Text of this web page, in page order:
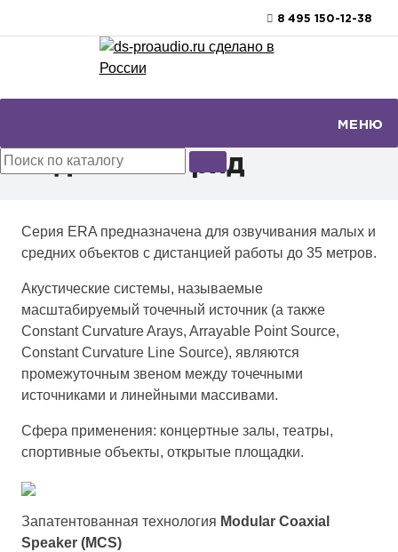
8 495 150-12-38
МЕНЮ
Модельный ряд
Серия ERA предназначена для озвучивания малых и
средних объектов с дистанцией работы до 35 метров.
Акустические системы, называемые
масштабируемый точечный источник (а также
Constant Curvature Arays, Arrayable Point Source,
Constant Curvature Line Source), являются
промежуточным звеном между точечными
источниками и линейными массивами.
Сфера применения: концертные залы, театры,
спортивные объекты, открытые площадки.
Запатентованная технология Modular Coaxial
Speaker (MCS)